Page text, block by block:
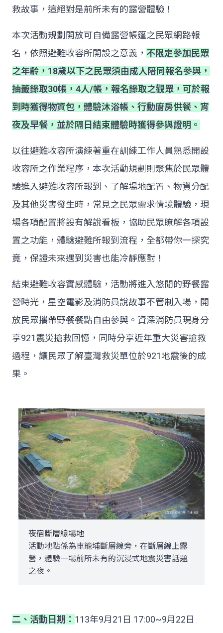
救故事，這絕對是前所未有的露營體驗！
本次活動規劃開放可自備露營帳篷之民眾網路報
名，依照避難收容所開設之意義， 不限定參加民眾
之年齡，18歲以下之民眾須由成人陪同報名參與，
抽籤錄取30帳，4人/帳，報名錄取之觀眾，可於報
到時獲得物資包，體驗沐浴帳、行動廚房供餐、宵
夜及早餐，並於隔日結束體驗時獲得參與證明。
以往避難收容所演練著重在訓練工作人員熟悉開設
收容所之作業程序，本次活動規劃則聚焦於民眾體
驗進入避難收容所報到、了解場地配置、物資分配
及其他災害發生時，常見之民眾需求情境體驗，現
場各項配置將設有解說看板，協助民眾瞭解各項設
置之功能，體驗避難所報到流程，全都帶你一探究
竟，保證未來遇到災害也能冷靜應對！
結束避難收容實感體驗，活動將進入悠閒的野餐露
營時光，星空電影及消防員說故事不管制入場，開
放民眾攜帶野餐餐點自由參與。資深消防員現身分
享921震災搶救回憶，同時分享近年重大災害搶救
過程，讓民眾了解臺灣救災單位於921地震後的成
果。
夜宿斷層線場地
活動地點係為車籠埔斷層線旁，在斷層線上露
營，體驗一場前所未有的沉浸式地震災害話題
之夜。
二、 活動日期： 113年9月21日 17:00~9月22日